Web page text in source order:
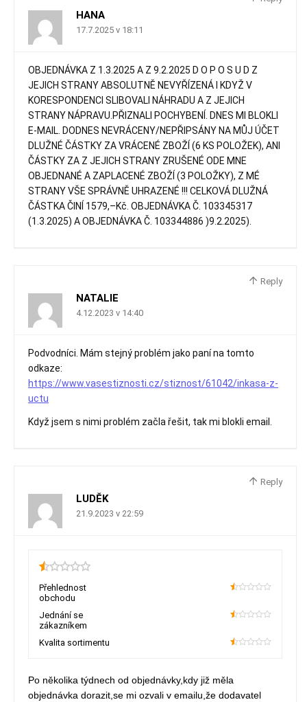
HANA
17.7.2025 v 18:11
OBJEDNÁVKA Z 1.3.2025 A Z 9.2.2025 D O P O S U D Z
JEJICH STRANY ABSOLUTNĚ NEVYŘÍZENÁ I KDYŽ V
KORESPONDENCI SLIBOVALI NÁHRADU A Z JEJICH
STRANY NÁPRAVU.PŘIZNALI POCHYBENÍ. DNES MI BLOKLI
E-MAIL. DODNES NEVRÁCENY/NEPŘIPSÁNY NA MŮJ ÚČET
DLUŽNÉ ČÁSTKY ZA VRÁCENÉ ZBOŽÍ (6 KS POLOŽEK), ANI
ČÁSTKY ZA Z JEJICH STRANY ZRUŠENÉ ODE MNE
OBJEDNANÉ A ZAPLACENÉ ZBOŽÍ (3 POLOŽKY), Z MÉ
STRANY VŠE SPRÁVNĚ UHRAZENÉ !!! CELKOVÁ DLUŽNÁ
ČÁSTKA ČINÍ 1579,–Kč. OBJEDNÁVKA Č. 103345317
(1.3.2025) A OBJEDNÁVKA Č. 103344886 )9.2.2025).
Reply
NATALIE
4.12.2023 v 14:40
Podvodníci. Mám stejný problém jako paní na tomto
odkaze:
https://www.vasestiznosti.cz/stiznost/61042/inkasa-z-
uctu
Když jsem s nimi problém začla řešit, tak mi blokli email.
Reply
LUDĚK
21.9.2023 v 22:59
0.5
Přehlednost
obchodu
Jednání se
zákazníkem
Kvalita sortimentu
Po několika týdnech od objednávky,kdy již měla
objednávka dorazit,se mi ozvali v emailu,že dodavatel